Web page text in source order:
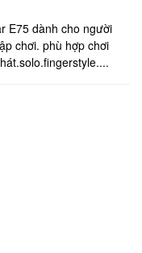
E75 dành cho người
chơi. phù hợp chơi